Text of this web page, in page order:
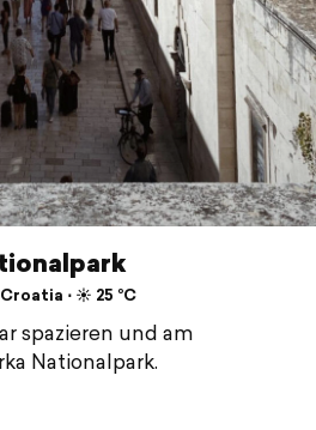
⋅ ☀️ 25 °C
spazieren und am
Nationalpark.